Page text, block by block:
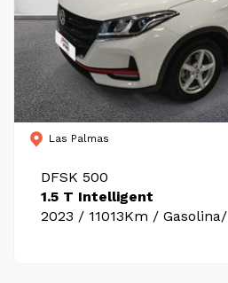
Las Palmas
DFSK 500
1.5 T Intelligent
2023 / 11013Km / Gasolina/